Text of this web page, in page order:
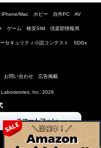
iPhone/Mac ホビー 自作PC AV
ゲーム 格安SIM 倶楽部情報局
セキュリティ小説コンテスト SDGs
お問い合わせ 広告掲載
Inc. 2026
スマートフォン